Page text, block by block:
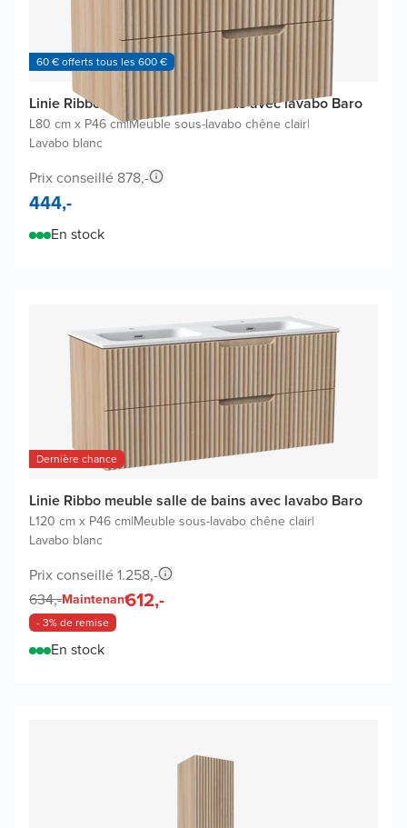
60 € offerts tous les 600 €
Linie Ribbo meuble salle de bains avec lavabo Baro
L80 cm x P46 cm|Meuble sous-lavabo chêne clair|
Lavabo blanc
Prix conseillé 878,-
444,-
En stock
Dernière chance
Linie Ribbo meuble salle de bains avec lavabo Baro
L120 cm x P46 cm|Meuble sous-lavabo chêne clair|
Lavabo blanc
Prix conseillé 1.258,-
634,-Maintenant612,-
- 3% de remise
En stock